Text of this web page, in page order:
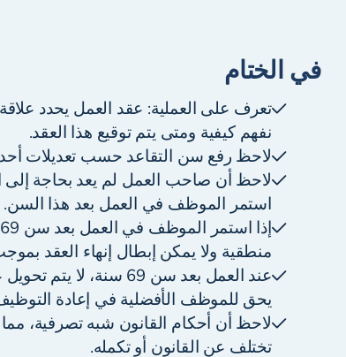
في الختام
تعرف على العملية: عقد العمل يحدد
نفهم كيفية ومتى يتم توقيع هذا العقد.
لاحظ رفع سن التقاعد حسب تعديلات أحدث
لاحظ أن صاحب العمل لم يعد بحاجة إلى
استمر الموظف في العمل بعد هذا السن.
منطقية ولا يمكن إبطال إنهاء العقد
عند العمل بعد سن 69
يحق للموظف الأفضلية في إعادة
لاحظ أن أحكام القانون شبه تصرفية،
تختلف عن القانون أو تكمله.